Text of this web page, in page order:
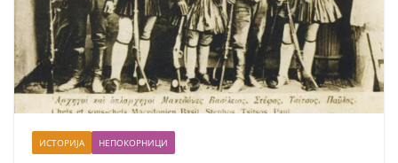
ИСТОРИЈА НЕПОКОРНИЦИ